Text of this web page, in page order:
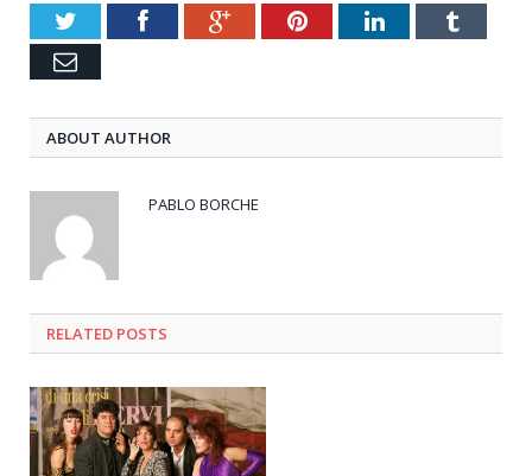
TwitterFacebookGoogle+PinterestLinkedInTumblr
Email
ABOUT AUTHOR
PABLO BORCHE
RELATED POSTS